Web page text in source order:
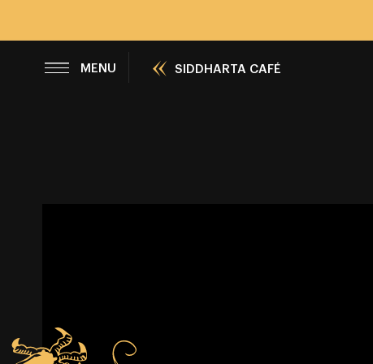
ЗАКРЫВАТЬ
MENU SIDDHARTA CAFÉ